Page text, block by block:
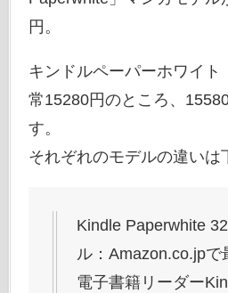
円。
キンドルペーパーホワイ
常15280円のところ、
す。
それぞれのモデルの違いは
Kindle Paperwhite
ル：Amazon.co.jpで
電子書籍リーダー